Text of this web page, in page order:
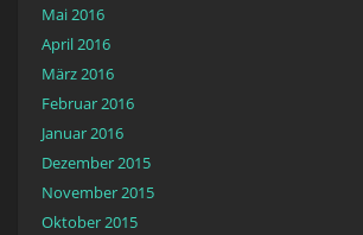
Mai 2016
April 2016
März 2016
Februar 2016
Januar 2016
Dezember 2015
November 2015
Oktober 2015